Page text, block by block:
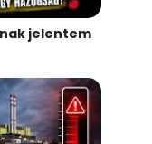
jelentem